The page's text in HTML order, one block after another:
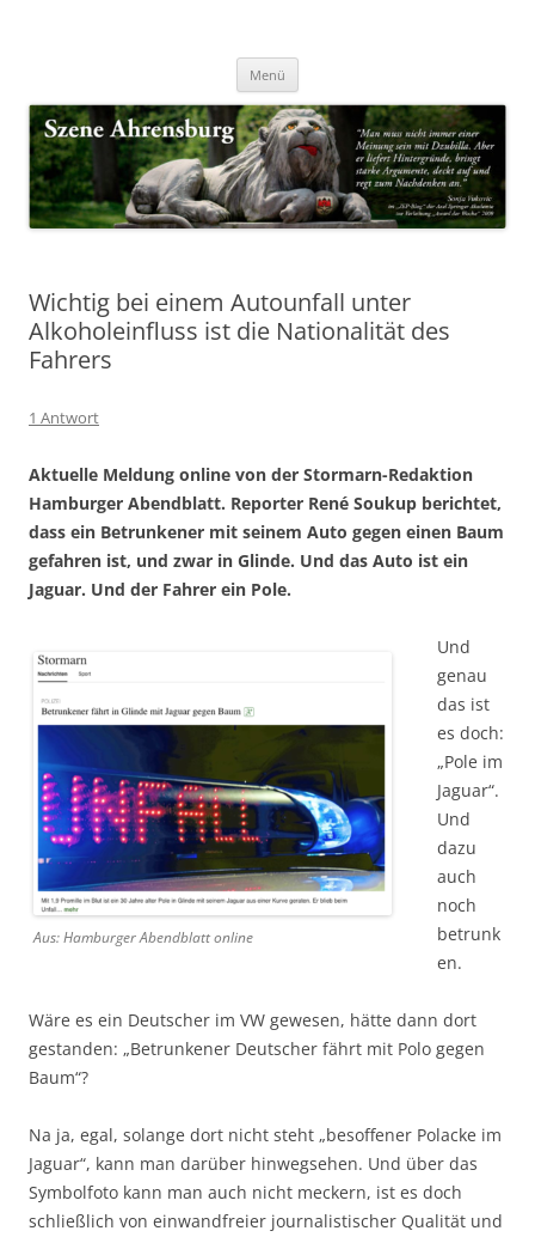
Szene Ahrensburg
Menü
Wichtig bei einem Autounfall unter
Alkoholeinfluss ist die Nationalität des
Fahrers
1 Antwort
Aktuelle Meldung online von der Stormarn-Redaktion
Hamburger Abendblatt. Reporter René Soukup berichtet,
dass ein Betrunkener mit seinem Auto gegen einen Baum
gefahren ist, und zwar in Glinde. Und das Auto ist ein
Jaguar. Und der Fahrer ein Pole.
Aus: Hamburger Abendblatt online
Und
genau
das ist
es doch:
„Pole im
Jaguar“.
Und
dazu
auch
noch
betrunk
en.
Wäre es ein Deutscher im VW gewesen, hätte dann dort
gestanden: „Betrunkener Deutscher fährt mit Polo gegen
Baum“?
Na ja, egal, solange dort nicht steht „besoffener Polacke im
Jaguar“, kann man darüber hinwegsehen. Und über das
Symbolfoto kann man auch nicht meckern, ist es doch
schließlich von einwandfreier journalistischer Qualität und